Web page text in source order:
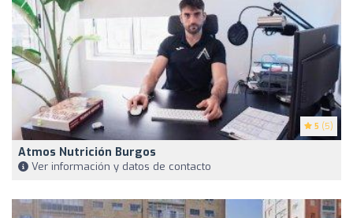
5 (5)
Atmos Nutrición Burgos
Ver información y datos de contacto